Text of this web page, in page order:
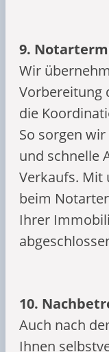
9.
Wir
Vorbereitung
die
So sorgen
und schnelle
Verkaufs. Mit
beim
Ihrer
10.
Auch nach
Ihnen